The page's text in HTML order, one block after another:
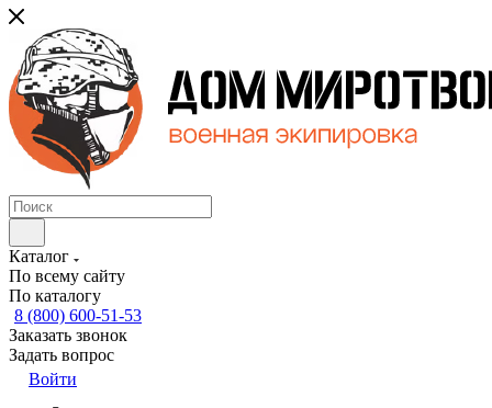
Каталог
По всему сайту
По каталогу
8 (800) 600-51-53
Заказать звонок
Задать вопрос
Войти